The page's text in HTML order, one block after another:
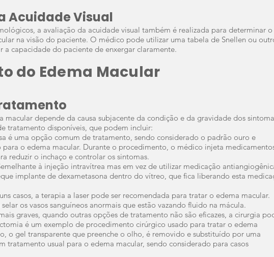
Acuidade Visual
a avaliação da acuidade visual também é realizada para determinar o
na visão do paciente. O médico pode utilizar uma tabela de Snellen ou
a capacidade do paciente de enxergar claramente.
do Edema Macular
depende da causa subjacente da condição e da gravidade dos
tratamento disponíveis, que podem incluir:
é uma opção comum de tratamento, sendo considerado o padrão ouro e
o edema macular. Durante o procedimento, o médico injeta
reduzir o inchaço e controlar os sintomas.
à injeção intravítrea mas em vez de utilizar medicação
implante de dexametasona dentro do vítreo, que fica liberando esta
casos, a terapia a laser pode ser recomendada para tratar o edema macular.
os vasos sanguíneos anormais que estão vazando fluido na mácula.
graves, quando outras opções de tratamento não são eficazes, a cirurgia
é um exemplo de procedimento cirúrgico usado para tratar o edema
o gel transparente que preenche o olho, é removido e substituído por uma
tratamento usual para o edema macular, sendo considerado para casos